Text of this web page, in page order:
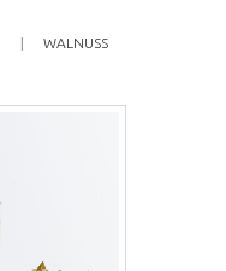
WALNUSS